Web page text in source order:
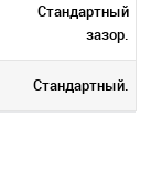
Стандартный
зазор.
Стандартный.